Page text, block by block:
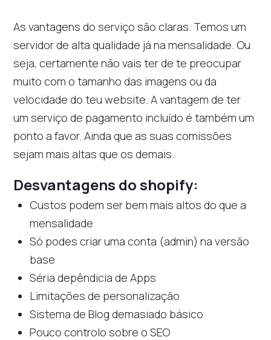
As vantagens do serviço são claras. Temos um
servidor de alta qualidade já na mensalidade. Ou
seja, certamente não vais ter de te preocupar
muito com o tamanho das imagens ou da
velocidade do teu website. A vantagem de ter
um serviço de pagamento incluído é também um
ponto a favor. Ainda que as suas comissões
sejam mais altas que os demais.
Desvantagens do shopify:
Custos podem ser bem mais altos do que a
mensalidade
Só podes criar uma conta (admin) na versão
base
Séria depêndicia de Apps
Limitações de personalização
Sistema de Blog demasiado básico
Pouco controlo sobre o SEO